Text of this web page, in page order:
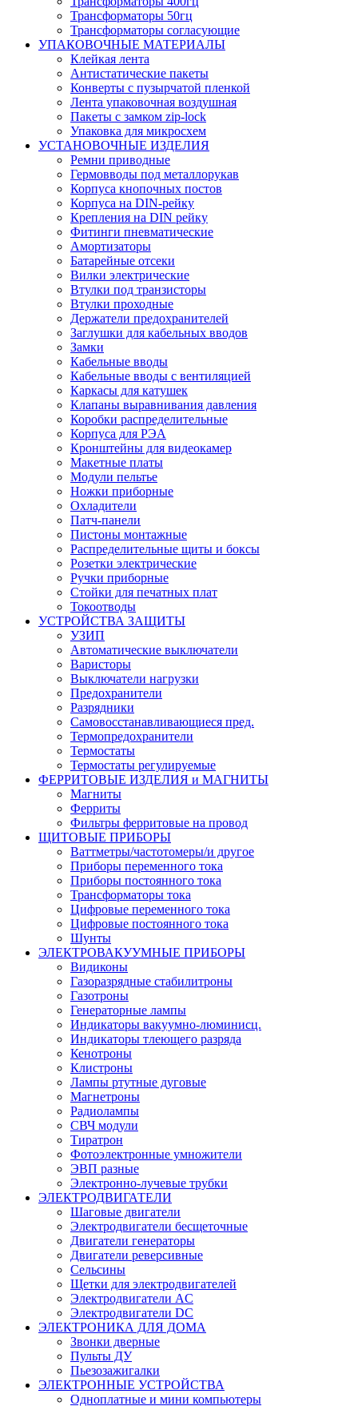
Трансформаторы 50гц
Трансформаторы согласующие
УПАКОВОЧНЫЕ МАТЕРИАЛЫ
Клейкая лента
Антистатические пакеты
Конверты с пузырчатой пленкой
Лента упаковочная воздушная
Пакеты с замком zip-lock
Упаковка для микросхем
УСТАНОВОЧНЫЕ ИЗДЕЛИЯ
Ремни приводные
Гермовводы под металлорукав
Корпуса кнопочных постов
Корпуса на DIN-рейку
Крепления на DIN рейку
Фитинги пневматические
Амортизаторы
Батарейные отсеки
Вилки электрические
Втулки под транзисторы
Втулки проходные
Держатели предохранителей
Заглушки для кабельных вводов
Замки
Кабельные вводы
Кабельные вводы с вентиляцией
Каркасы для катушек
Клапаны выравнивания давления
Коробки распределительные
Корпуса для РЭА
Кронштейны для видеокамер
Макетные платы
Модули пельтье
Ножки приборные
Охладители
Патч-панели
Пистоны монтажные
Распределительные щиты и боксы
Розетки электрические
Ручки приборные
Стойки для печатных плат
Токоотводы
УСТРОЙСТВА ЗАЩИТЫ
УЗИП
Автоматические выключатели
Варисторы
Выключатели нагрузки
Предохранители
Разрядники
Самовосстанавливающиеся пред.
Термопредохранители
Термостаты
Термостаты регулируемые
ФЕРРИТОВЫЕ ИЗДЕЛИЯ и МАГНИТЫ
Магниты
Ферриты
Фильтры ферритовые на провод
ЩИТОВЫЕ ПРИБОРЫ
Ваттметры/частотомеры/и другое
Приборы переменного тока
Приборы постоянного тока
Трансформаторы тока
Цифровые переменного тока
Цифровые постоянного тока
Шунты
ЭЛЕКТРОВАКУУМНЫЕ ПРИБОРЫ
Видиконы
Газоразрядные стабилитроны
Газотроны
Генераторные лампы
Индикаторы вакуумно-люминисц.
Индикаторы тлеющего разряда
Кенотроны
Клистроны
Лампы ртутные дуговые
Магнетроны
Радиолампы
СВЧ модули
Тиратрон
Фотоэлектронные умножители
ЭВП разные
Электронно-лучевые трубки
ЭЛЕКТРОДВИГАТЕЛИ
Шаговые двигатели
Электродвигатели бесщеточные
Двигатели генераторы
Двигатели реверсивные
Сельсины
Щетки для электродвигателей
Электродвигатели AC
Электродвигатели DC
ЭЛЕКТРОНИКА ДЛЯ ДОМА
Звонки дверные
Пульты ДУ
Пьезозажигалки
ЭЛЕКТРОННЫЕ УСТРОЙСТВА
Одноплатные и мини компьютеры